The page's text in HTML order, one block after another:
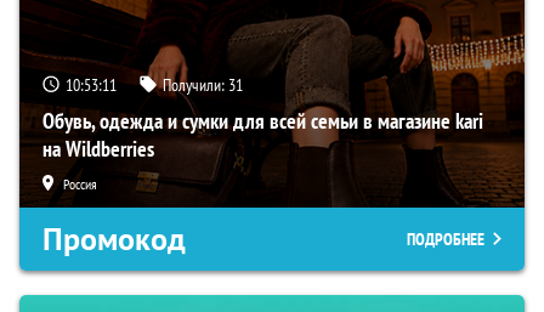
10:53:10 Получили: 31
Обувь, одежда и сумки для всей семьи в магазине kari
на Wildberries
Россия
Промокод ПОДРОБНЕЕ